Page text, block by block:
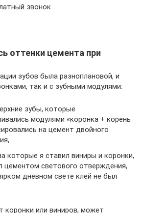
звонок
оттенки цемента при
зубов была разноплановой, и
так и с зубными модулями:
зубы, которые
модулями «коронка + корень
на цемент двойного
которые я ставил виниры и коронки,
цементом светового отверждения,
дневном свете клей не был
коронки или виниров, может